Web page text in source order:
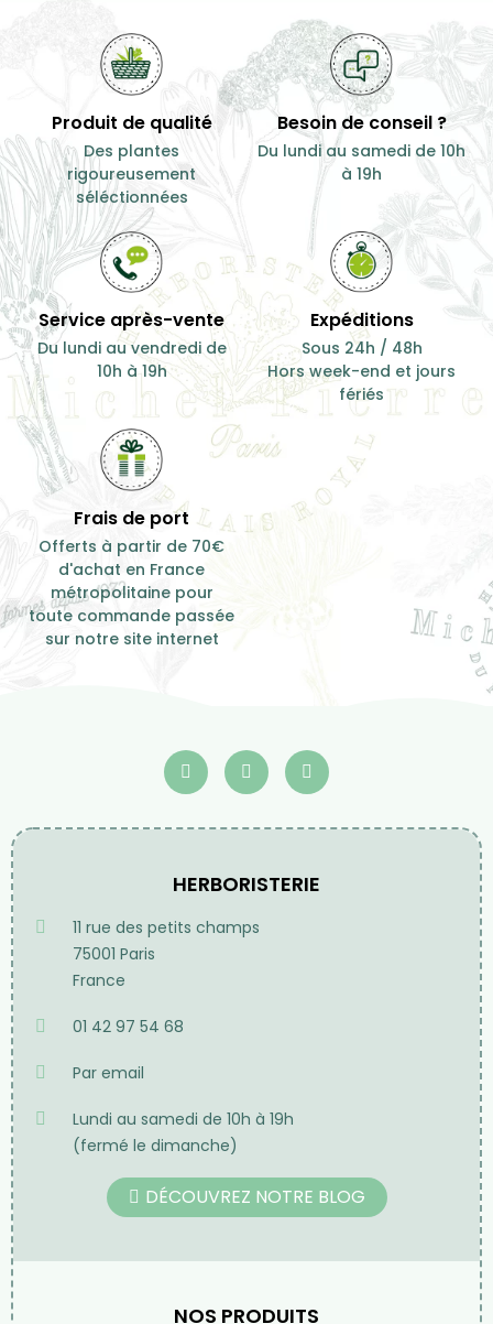
Produit de qualité
Des plantes
rigoureusement
séléctionnées
Besoin de conseil ?
Du lundi au samedi de 10h
à 19h
Service après-vente
Du lundi au vendredi de
10h à 19h
Expéditions
Sous 24h / 48h
Hors week-end et jours
fériés
Frais de port
Offerts à partir de 70€
d'achat en France
métropolitaine pour
toute commande passée
sur notre site internet
HERBORISTERIE
11 rue des petits champs
75001 Paris
France
01 42 97 54 68
Par email
Lundi au samedi de 10h à 19h
(fermé le dimanche)
DÉCOUVREZ NOTRE BLOG
NOS PRODUITS